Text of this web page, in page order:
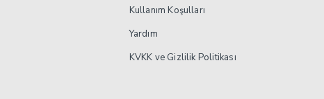
Kullanım Koşulları
Yardım
KVKK ve Gizlilik Politikası